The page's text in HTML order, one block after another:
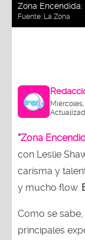
Zona
Fuente: La Zona
Miércoles,
“Zona
con Leslie
carisma y
y mucho flow.
Como se sabe,
principales